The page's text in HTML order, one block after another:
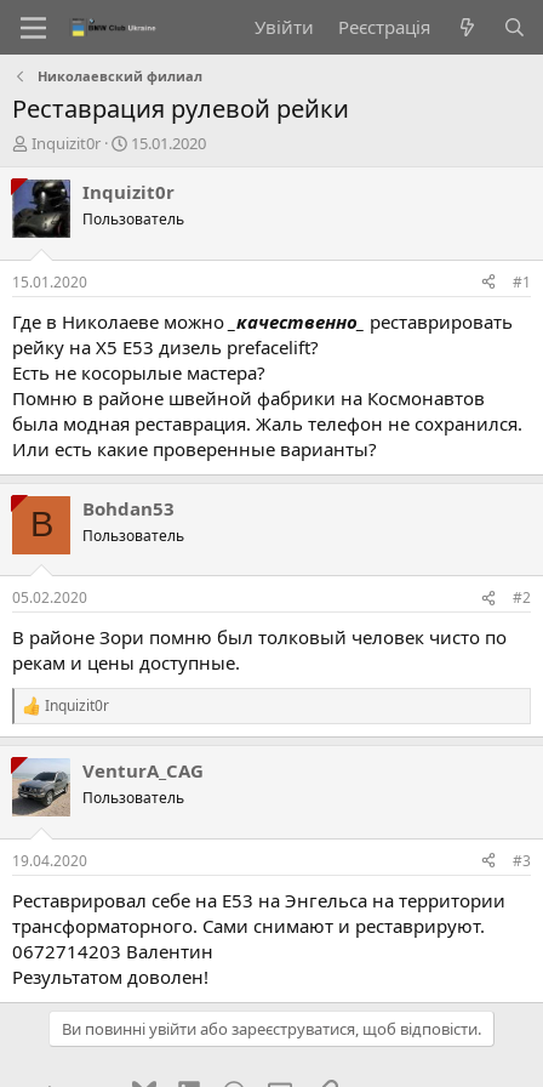
Увійти Реєстрація
Николаевский филиал
Реставрация рулевой рейки
А
т
о
р
т
е
м
и
Inquizit0r
Д
т
с
о
р
е
н
н
я
15.01.2020
Inquizit0r
Пользователь
15.01.2020 #1
Где в Николаеве можно _качественно_ реставрировать
рейку на X5 E53 дизель prefacelift?
Есть не косорылые мастера?
Помню в районе швейной фабрики на Космонавтов
была модная реставрация. Жаль телефон не сохранился.
Или есть какие проверенные варианты?
B Bohdan53
Пользователь
05.02.2020 #2
В районе Зори помню был толковый человек чисто по
рекам и цены доступные.
Р
е
а
к
ц
і
Inquizit0r
VenturA_CAG
Пользователь
19.04.2020 #3
Реставрировал себе на Е53 на Энгельса на территории
трансформаторного. Сами снимают и реставрируют.
0672714203 Валентин
Результатом доволен!
Ви повинні увійти або зареєструватися, щоб відповісти.